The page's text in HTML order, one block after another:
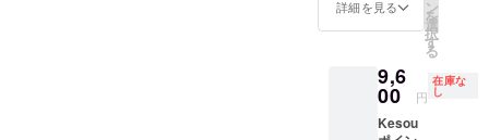
内・室
内での
利用の
み無料
で承っ
ており
ます。
性もご
ざいま
ださ
い。 ※
交換は
原則サ
お届け
が完了
ら順次
一般販
売を開
始させ
リーは4
込みで
す。 ・
クリッ
リップ
なりま
す。 ★
支援後
届く
供！ ・
先着10
定！パ
ンプス
が販売
予定価
詳細を見る ン
を
選
択
す
る
9,6
00 円
在庫な
し
Kesou